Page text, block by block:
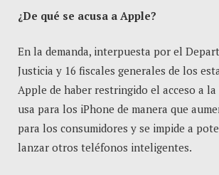
¿De qué se acusa a Apple?
En la demanda, interpuesta por el
Justicia y 16 fiscales generales de los
Apple de haber restringido el acceso a
usa para los iPhone de manera que
para los consumidores y se impide a
lanzar otros teléfonos inteligentes.